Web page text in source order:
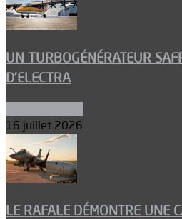
UN TURBOGÉNÉRATEUR
D’ELECTRA
16 juillet 2026
LE RAFALE DÉMONTRE UNE